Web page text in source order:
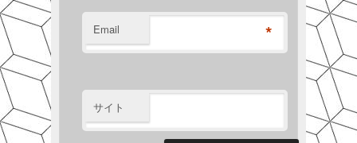
Email *
サイト